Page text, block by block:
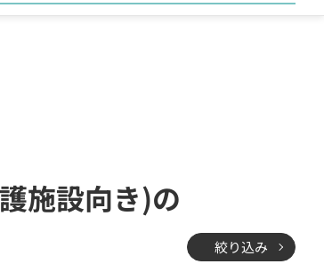
施設向き)の
絞り込み